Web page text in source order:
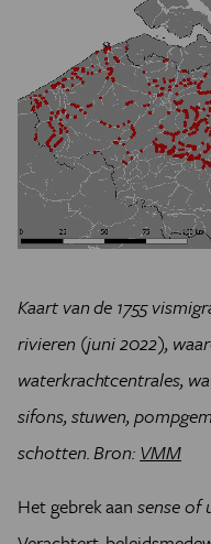
Kaart van de 1755
rivieren (juni 2022),
waterkrachtcentrales,
sifons, stuwen,
schotten. Bron: VMM
Het gebrek aansense of